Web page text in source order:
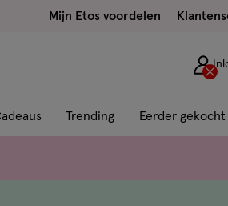
Mijn Etos voordelen
Trending Eerder gekocht